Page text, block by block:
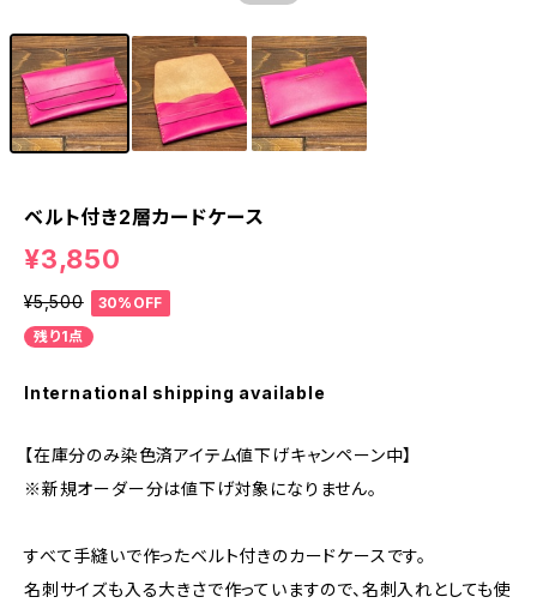
ベルト付き2層カードケース
¥3,850
¥5,500
30%OFF
残り1点
International shipping available
【在庫分のみ染色済アイテム値下げキャンペーン中】
※新規オーダー分は値下げ対象になりません。
すべて手縫いで作ったベルト付きのカードケースです。
名刺サイズも入る大きさで作っていますので、名刺入れとしても使